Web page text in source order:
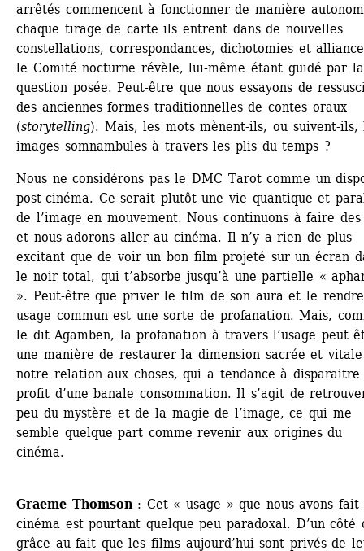
arrêtés commencent à fonctionner de manière
chaque tirage de carte ils entrent dans de nouvelles
constellations, correspondances, dichotomies et
le Comité nocturne révèle, lui-même étant guidé par la
question posée. Peut-être que nous essayons de
des anciennes formes traditionnelles de contes oraux
(storytelling). Mais, les mots mènent-ils, ou suivent-ils,
images somnambules à travers les plis du temps ?
Nous ne considérons pas le DMC Tarot comme un
post-cinéma. Ce serait plutôt une vie quantique et
de l’image en mouvement. Nous continuons à faire
et nous adorons aller au cinéma. Il n’y a rien de plus
excitant que de voir un bon film projeté sur un écran
le noir total, qui t’absorbe jusqu’à une partielle «
». Peut-être que priver le film de son aura et le
usage commun est une sorte de profanation. Mais,
le dit Agamben, la profanation à travers l’usage peut
une manière de restaurer la dimension sacrée et
notre relation aux choses, qui a tendance à disparaitre
profit d’une banale consommation. Il s’agit de
peu du mystère et de la magie de l’image, ce qui me
semble quelque part comme revenir aux origines du
cinéma.
Graeme Thomson : Cet « usage » que nous avons fait
cinéma est pourtant quelque peu paradoxal. D’un côté
grâce au fait que les films aujourd’hui sont privés de